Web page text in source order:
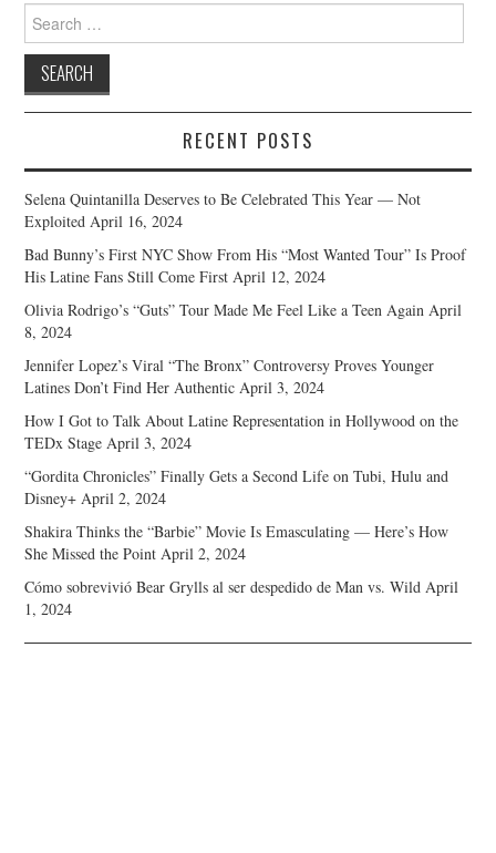
Search
for:
RECENT POSTS
Selena Quintanilla Deserves to Be Celebrated This Year — Not
Exploited April 16, 2024
Bad Bunny’s First NYC Show From His “Most Wanted Tour” Is Proof
His Latine Fans Still Come First April 12, 2024
Olivia Rodrigo’s “Guts” Tour Made Me Feel Like a Teen Again April
8, 2024
Jennifer Lopez’s Viral “The Bronx” Controversy Proves Younger
Latines Don’t Find Her Authentic April 3, 2024
How I Got to Talk About Latine Representation in Hollywood on the
TEDx Stage April 3, 2024
“Gordita Chronicles” Finally Gets a Second Life on Tubi, Hulu and
Disney+ April 2, 2024
Shakira Thinks the “Barbie” Movie Is Emasculating — Here’s How
She Missed the Point April 2, 2024
Cómo sobrevivió Bear Grylls al ser despedido de Man vs. Wild April
1, 2024